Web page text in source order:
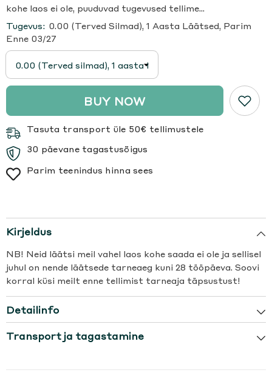
kohe laos ei ole, puuduvad tugevused tellime...
Tugevus: 0.00 (Terved Silmad), 1 Aasta Läätsed, Parim
Enne 03/27
BUY NOW
Tasuta transport üle 50€ tellimustele
30 päevane tagastusõigus
Parim teenindus hinna sees
Kirjeldus
NB! Neid läätsi meil vahel laos kohe saada ei ole ja sellisel
juhul on nende läätsede tarneaeg kuni 28 tööpäeva. Soovi
korral küsi meilt enne tellimist tarneaja täpsustust!
Detailinfo
Transport ja tagastamine